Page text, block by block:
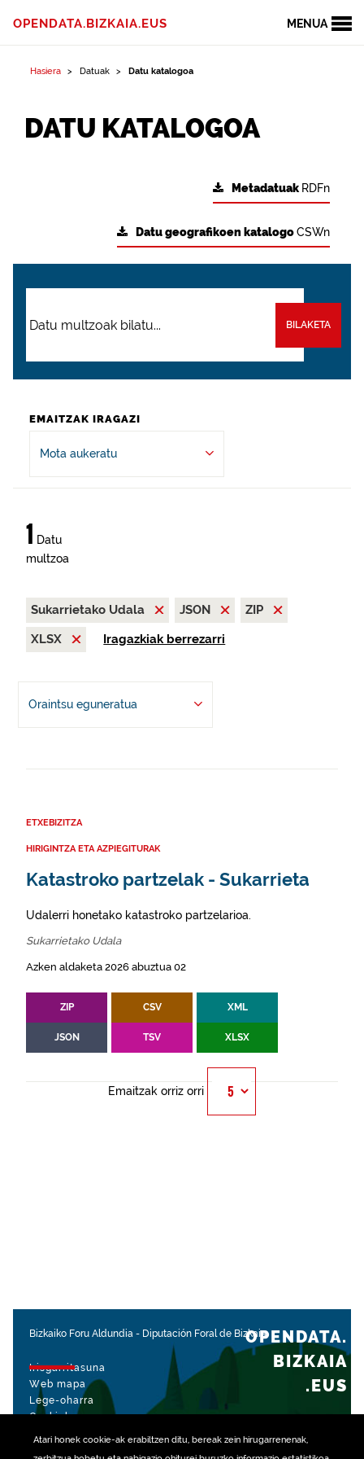
Atari honek cookie-ak erabiltzen ditu, bereak zein hirugarrenenak,
MENUA
OPENDATA.BIZKAIA.EUS
Hasiera Datuak Datu katalogoa
DATU KATALOGOA
Metadatuak RDFn
Datu geografikoen katalogoCSWn
BILAKETA
EMAITZAK IRAGAZI
Mota aukeratu
1 Datu
multzoa
Sukarrietako Udala JSON
ZIP
XLSX
Iragazkiak berrezarri
Oraintsu eguneratua
ETXEBIZITZA
HIRIGINTZA ETA AZPIEGITURAK
Katastroko partzelak - Sukarrieta
Udalerri honetako katastroko partzelarioa.
Sukarrietako Udala
Azken aldaketa 2026 abuztua 02
ZIP CSV XML
JSON TSV XLSX
Emaitzak orriz orri
Bizkaiko Foru Aldundia - Diputación Foral de Bizkaia
Irisgarritasuna
Web mapa
Lege-oharra
Cookiak
rekin kudeatua
OPENDATA.
BIZKAIA
.EUS